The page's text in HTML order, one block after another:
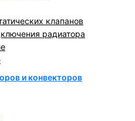
клапанов
радиатора
и конвекторов